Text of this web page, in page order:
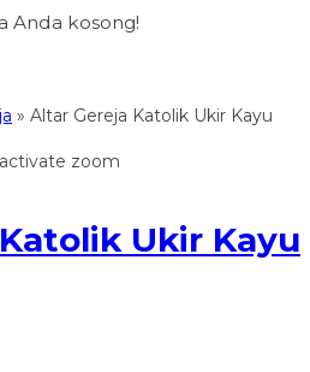
Anda kosong!
» Altar Gereja Katolik Ukir Kayu
activate zoom
Ukir Kayu